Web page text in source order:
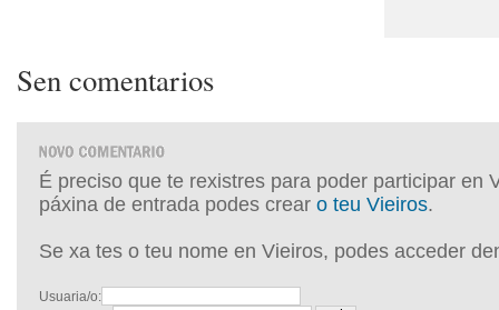
Sen comentarios
É preciso que te rexistres para poder participar en
páxina de entrada podes crear o teu Vieiros.
Se xa tes o teu nome en Vieiros, podes acceder
Usuaria/o: